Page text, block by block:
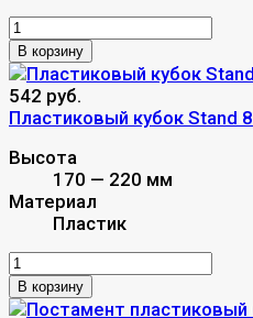
В корзину
542 руб.
Пластиковый кубок Stand 8
Высота
170 — 220 мм
Материал
Пластик
В корзину